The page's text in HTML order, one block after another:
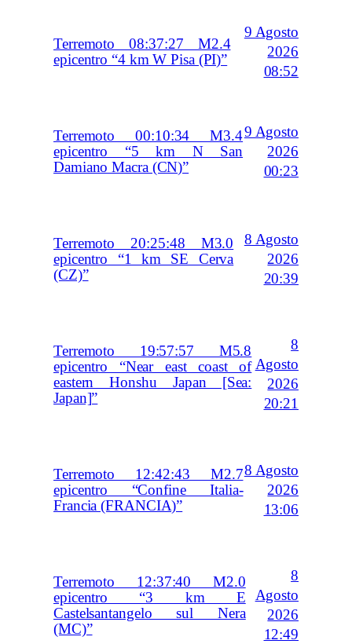
Terremoto 08:37:27 M2.4
epicentro “4 km W Pisa (PI)”
9 Agosto
2026
08:52
Terremoto 00:10:34 M3.4
epicentro “5 km N San
Damiano Macra (CN)”
9 Agosto
2026
00:23
Terremoto 20:25:48 M3.0
epicentro “1 km SE Cerva
(CZ)”
8 Agosto
2026
20:39
Terremoto 19:57:57 M5.8
epicentro “Near east coast of
eastern Honshu Japan [Sea:
Japan]”
8
Agosto
2026
20:21
Terremoto 12:42:43 M2.7
epicentro “Confine Italia-
Francia (FRANCIA)”
8 Agosto
2026
13:06
Terremoto 12:37:40 M2.0
epicentro “3 km E
Castelsantangelo sul Nera
(MC)”
8
Agosto
2026
12:49